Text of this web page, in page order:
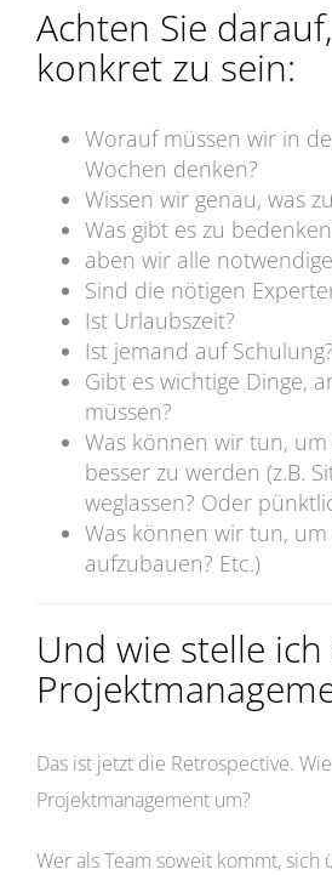
Achten Sie
konkret zu sein:
Worauf müssen wir in
Wochen denken?
Wissen wir genau, was
Was gibt es zu
aben wir alle
Sind die nötigen
Ist Urlaubszeit?
Ist jemand auf Schulung?
Gibt es wichtige Dinge,
müssen?
Was können wir tun,
besser zu werden (z.B.
weglassen? Oder
Was können wir tun,
aufzubauen? Etc.)
Und wie stelle
Das ist jetzt die Retrospective.
Projektmanagement um?
Wer als Team soweit kommt, sich